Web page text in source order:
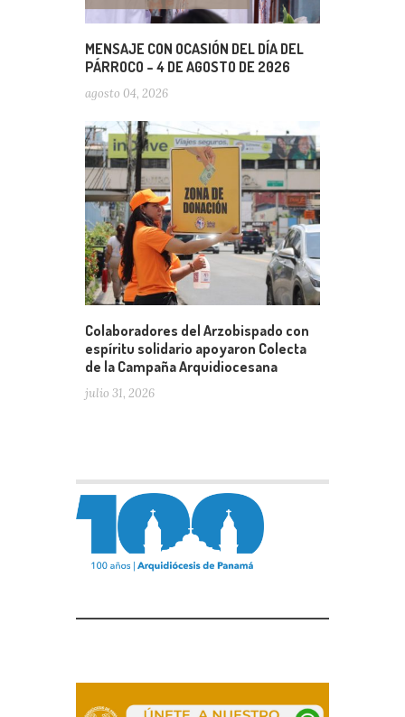
MENSAJE CON OCASIÓN DEL DÍA DEL
PÁRROCO – 4 DE AGOSTO DE 2026
agosto 04, 2026
Colaboradores del Arzobispado con
espíritu solidario apoyaron Colecta
de la Campaña Arquidiocesana
julio 31, 2026